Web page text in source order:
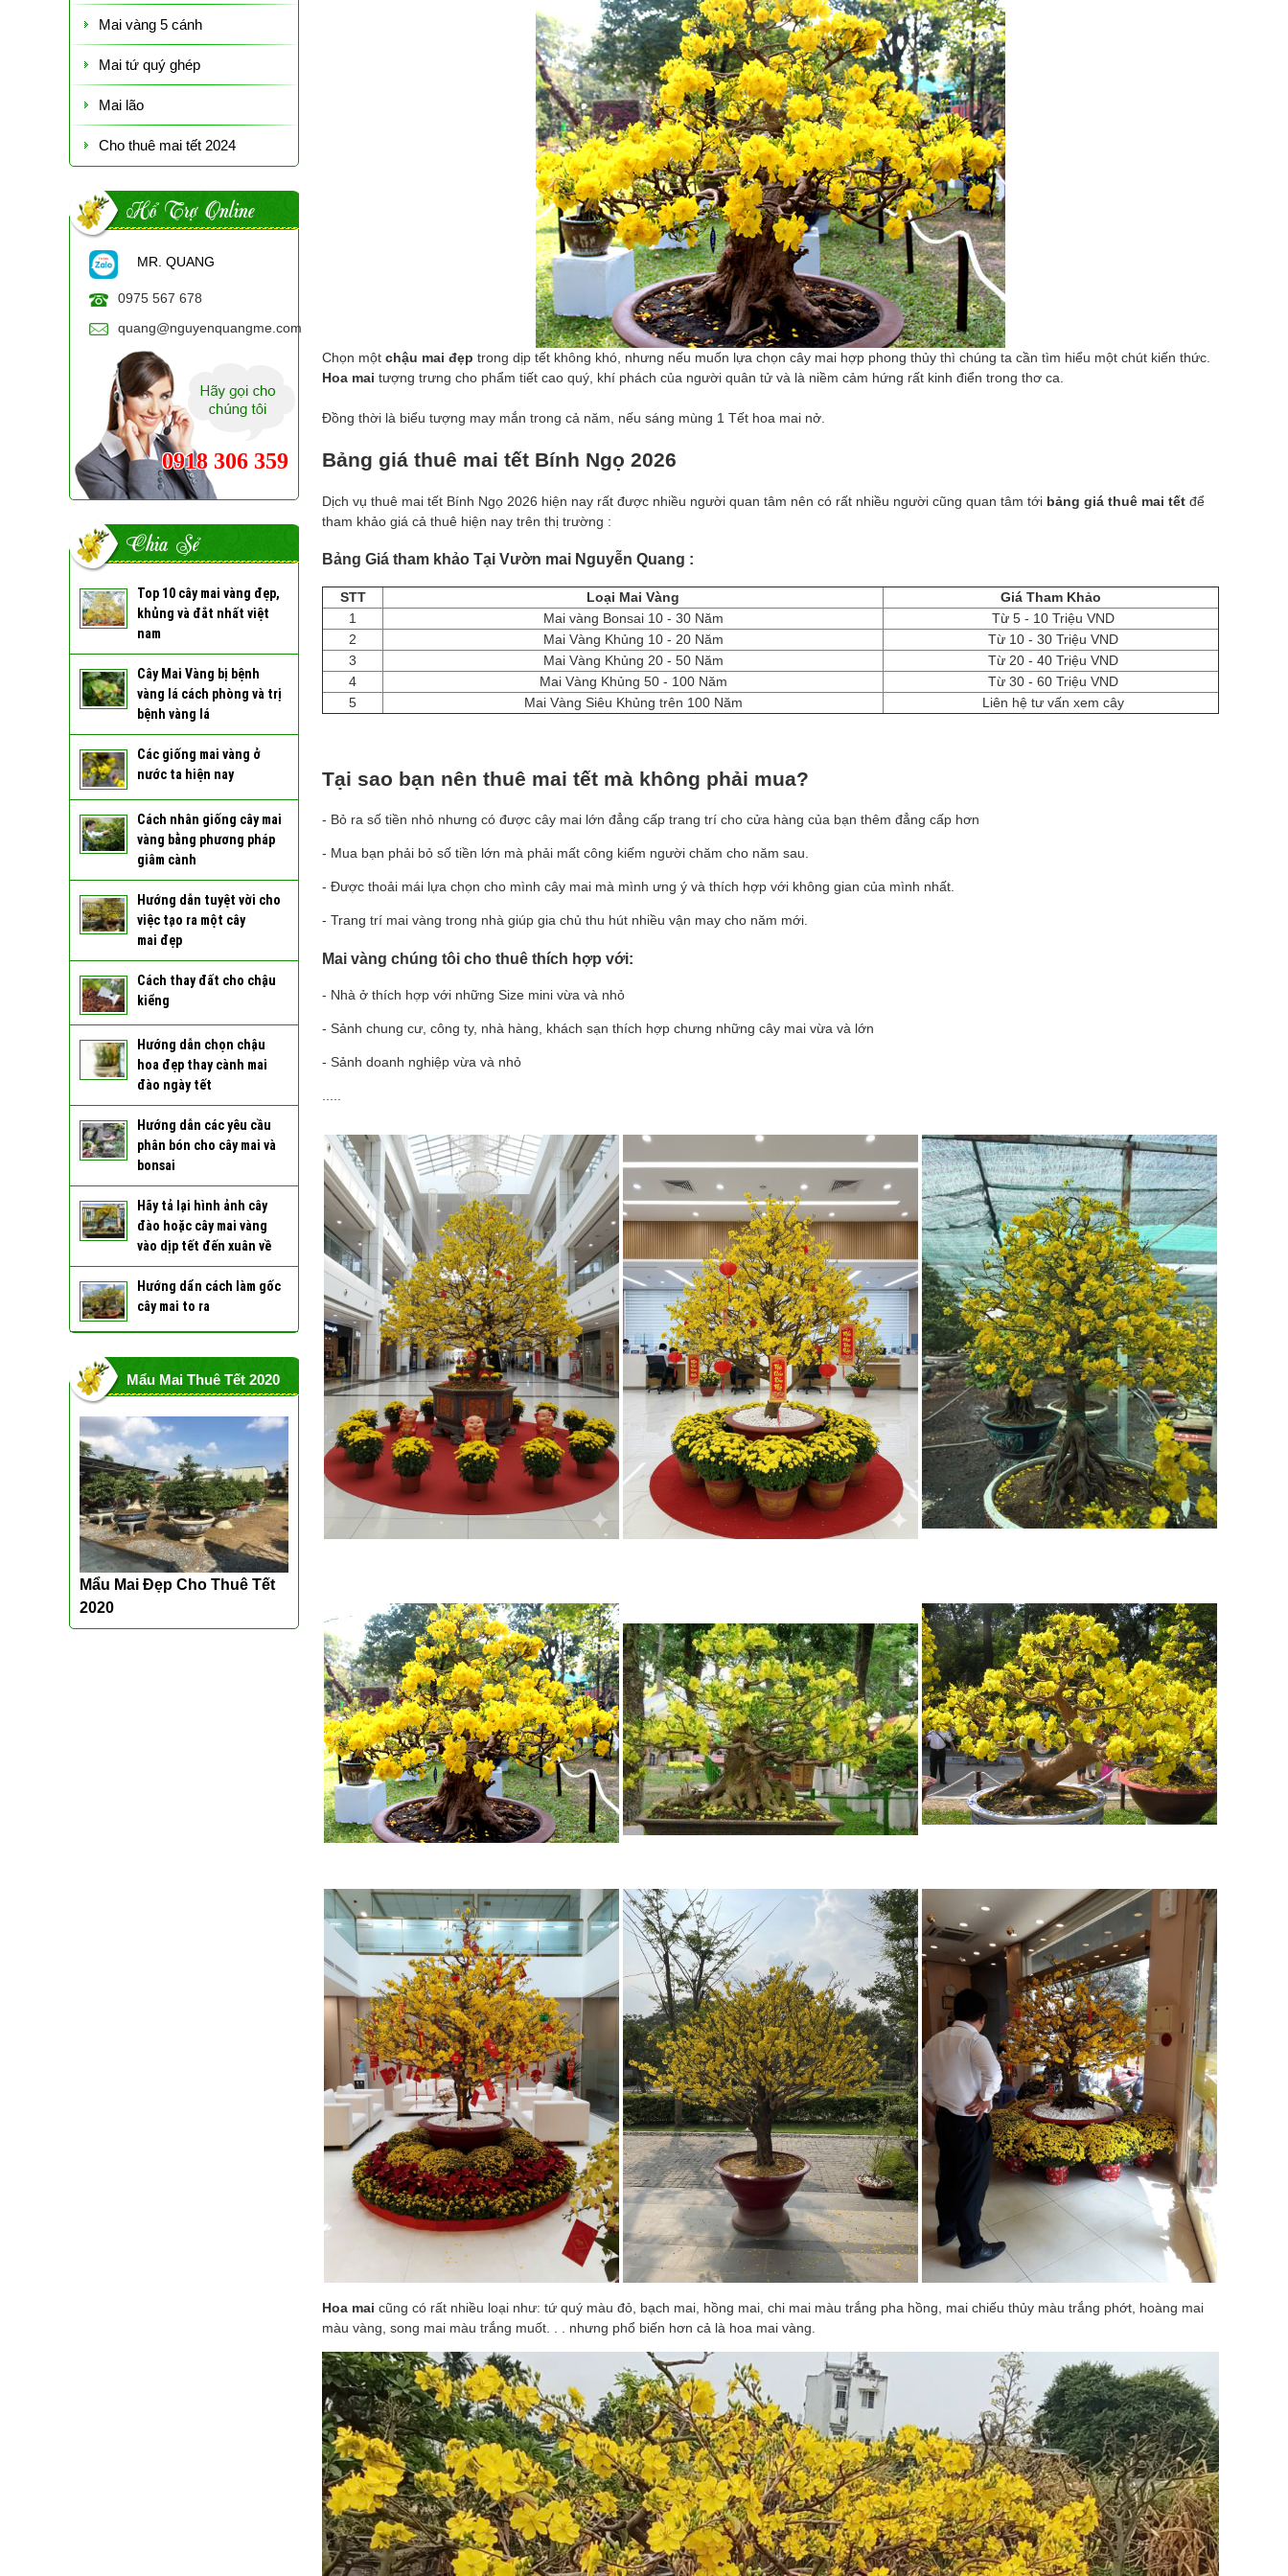
Mai vàng 5 cánh
Mai tứ quý ghép
Mai lão
Cho thuê mai tết 2024
Hổ Trợ Online
MR. QUANG
0975 567 678
quang@nguyenquangme.com
0918 306 359
Chia Sẻ
Top 10 cây mai vàng đẹp,
khủng và đắt nhất việt
nam
Cây Mai Vàng bị bệnh
vàng lá cách phòng và trị
bệnh vàng lá
Các giống mai vàng ở
nước ta hiện nay
Cách nhân giống cây mai
vàng bằng phương pháp
giâm cành
Hướng dẫn tuyệt vời cho
việc tạo ra một cây
mai đẹp
Cách thay đất cho chậu
kiểng
Hướng dẫn chọn chậu
hoa đẹp thay cành mai
đào ngày tết
Hướng dẫn các yêu cầu
phân bón cho cây mai và
bonsai
Hãy tả lại hình ảnh cây
đào hoặc cây mai vàng
vào dịp tết đến xuân về
Hướng dẩn cách làm gốc
cây mai to ra
Mẩu Mai Thuê Tết 2020
Mẩu Mai Đẹp Cho Thuê Tết
2020
Chọn một chậu mai đẹp trong dịp tết không khó, nhưng nếu muốn lựa chọn cây mai hợp phong thủy thì chúng ta cần tìm hiểu một chút kiến thức.
Hoa mai tượng trưng cho phẩm tiết cao quý, khí phách của người quân tử và là niềm cảm hứng rất kinh điển trong thơ ca.
Đồng thời là biểu tượng may mắn trong cả năm, nếu sáng mùng 1 Tết hoa mai nở.
Bảng giá thuê mai tết Bính Ngọ 2026
Dịch vụ thuê mai tết Bính Ngọ 2026 hiện nay rất được nhiều người quan tâm nên có rất nhiều người cũng quan tâm tới bảng giá thuê mai tết để
tham khảo giá cả thuê hiện nay trên thị trường :
Bảng Giá tham khảo Tại Vườn mai Nguyễn Quang :
STT Loại Mai Vàng
Giá Tham Khảo
1
Mai vàng Bonsai 10 - 30 Năm
Từ 5 - 10 Triệu VND
2
Mai Vàng Khủng 10 - 20 Năm
Từ 10 - 30 Triệu VND
3
Mai Vàng Khủng 20 - 50 Năm
Từ 20 - 40 Triệu VND
4
Mai Vàng Khủng 50 - 100 Năm
Từ 30 - 60 Triệu VND
5
Mai Vàng Siêu Khủng trên 100 Năm Liên hệ tư vấn xem cây
Tại sao bạn nên thuê mai tết mà không phải mua?
- Bỏ ra số tiền nhỏ nhưng có được cây mai lớn đẳng cấp trang trí cho cửa hàng của bạn thêm đẳng cấp hơn
- Mua bạn phải bỏ số tiền lớn mà phải mất công kiếm người chăm cho năm sau.
- Được thoải mái lựa chọn cho mình cây mai mà mình ưng ý và thích hợp với không gian của mình nhất.
- Trang trí mai vàng trong nhà giúp gia chủ thu hút nhiều vận may cho năm mới.
Mai vàng chúng tôi cho thuê thích hợp với:
- Nhà ở thích hợp với những Size mini vừa và nhỏ
- Sảnh chung cư, công ty, nhà hàng, khách sạn thích hợp chưng những cây mai vừa và lớn
- Sảnh doanh nghiệp vừa và nhỏ
Hoa mai cũng có rất nhiều loại như: tứ quý màu đỏ, bạch mai, hồng mai, chi mai màu trắng pha hồng, mai chiếu thủy màu trắng phớt, hoàng mai
màu vàng, song mai màu trắng muốt. . . nhưng phổ biến hơn cả là hoa mai vàng.